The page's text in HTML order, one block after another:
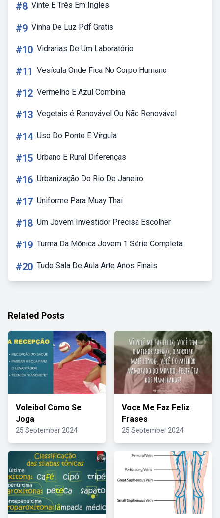
#8 Vinte E Três Em Ingles
#9 Vinha De Luz Pdf Gratis
#10 Vidrarias De Um Laboratório
#11 Vesícula Onde Fica No Corpo Humano
#12 Vermelho E Azul Combina
#13 Vegetais é Renovável Ou Não Renovável
#14 Uso Do Ponto E Vírgula
#15 Urbano E Rural Diferenças
#16 Urbanização Do Rio De Janeiro
#17 Uniforme Para Muay Thai
#18 Um Jovem Investidor Precisa Escolher
#19 Turma Da Mônica Jovem 1 Série Completa
#20 Tudo Sala De Aula Arte Anos Finais
Related Posts
Voleibol Como Se
Joga
25 September 2024
Voce Me Faz Feliz
Frases
25 September 2024